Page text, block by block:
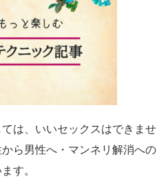
は、いいセックスはできませ
ら男性へ・マンネリ解消への
す。